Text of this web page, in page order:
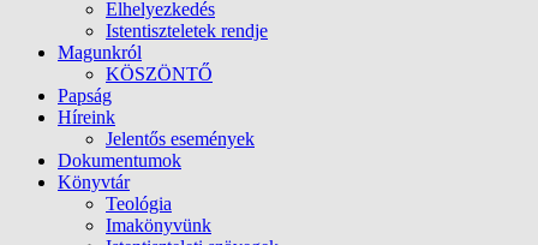
Elhelyezkedés
Istentiszteletek rendje
Magunkról
KÖSZÖNTŐ
Papság
Híreink
Jelentős események
Dokumentumok
Könyvtár
Teológia
Imakönyvünk